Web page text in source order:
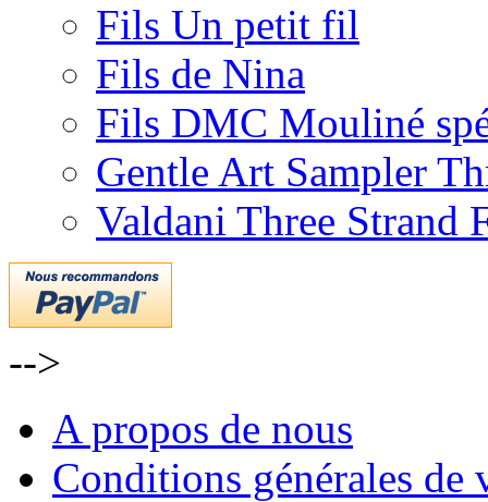
Fils Un petit fil
Fils de Nina
Fils DMC Mouliné
Gentle Art Sampler
Valdani Three Strand
-->
A propos de nous
Conditions générales de